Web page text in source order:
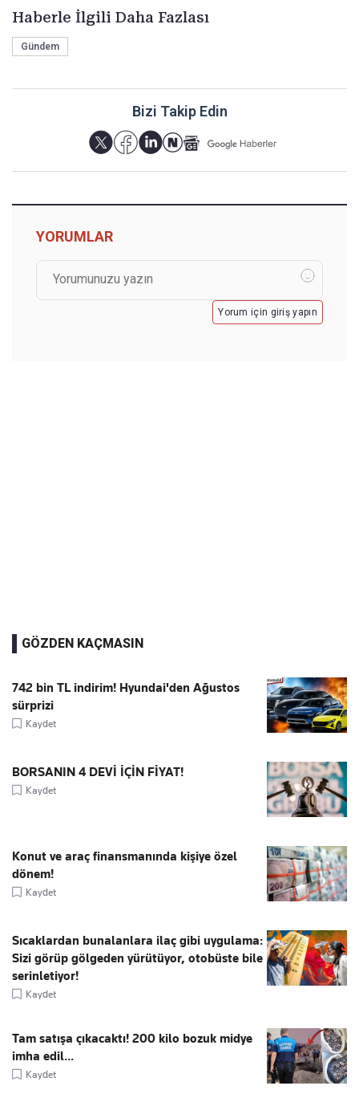
Haberle İlgili Daha Fazlası
Gündem
Bizi Takip Edin
YORUMLAR
Yorum için giriş yapın
GÖZDEN KAÇMASIN
742 bin TL indirim! Hyundai'den Ağustos
sürprizi
Kaydet
BORSANIN 4 DEVİ İÇİN FİYAT!
Kaydet
Konut ve araç finansmanında kişiye özel
dönem!
Kaydet
Sıcaklardan bunalanlara ilaç gibi uygulama:
Sizi görüp gölgeden yürütüyor, otobüste bile
serinletiyor!
Kaydet
Tam satışa çıkacaktı! 200 kilo bozuk midye
imha edil...
Kaydet